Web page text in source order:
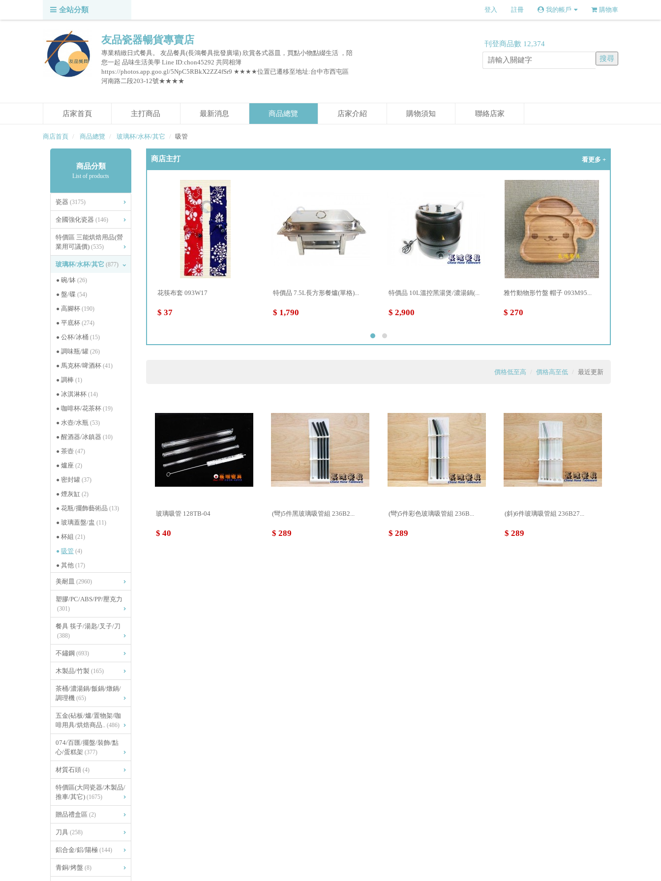
全站分類 登入 註冊 我的帳戶 購物車
友品瓷器暢貨專賣店
專業精緻日式餐具。 友品餐具(長鴻餐具批發廣場) 欣賞各式器皿，買點小物點綴生活 ，陪
您一起 品味生活美學 Line ID:chon45292 共同相簿
https://photos.app.goo.gl/5NpC5RBkX2ZZ4fSr9 ★★★★位置已遷移至地址:台中市西屯區
河南路二段203-12號★★★★
刊登商品數 12,374
店家首頁 主打商品 最新消息 商品總覽 店家介紹 購物須知 聯絡店家
商店首頁 商品總覽 玻璃杯/水杯/其它 吸管
商品分類
List of products
瓷器 (3175)
全國強化瓷器 (146)
特價區 三能烘焙用品(營
業用可議價) (535)
玻璃杯/水杯/其它 (877)
碗/缽 (26)
盤/碟 (54)
高腳杯 (190)
平底杯 (274)
公杯/冰桶 (15)
調味瓶/罐 (26)
馬克杯/啤酒杯 (41)
調棒 (1)
冰淇淋杯 (14)
咖啡杯/花茶杯 (19)
水壺/水瓶 (53)
醒酒器/冰鎮器 (10)
茶壺 (47)
爐座 (2)
密封罐 (37)
煙灰缸 (2)
花瓶/擺飾藝術品 (13)
玻璃蓋盤/盅 (11)
杯組 (21)
吸管 (4)
其他 (17)
美耐皿 (2960)
塑膠/PC/ABS/PP/壓克力
(301)
餐具 筷子/湯匙/叉子/刀
(388)
不鏽鋼 (693)
木製品/竹製 (165)
茶桶/濃湯鍋/飯鍋/燉鍋/
調理機 (65)
五金(砧板/爐/置物架/咖
啡用具/烘焙商品.. (486)
074/百匯/擺盤/裝飾/點
心/蛋糕架 (377)
材質石頭 (4)
特價區(大同瓷器/木製品/
推車/其它) (1675)
贈品禮盒區 (2)
刀具 (258)
鋁合金/鋁/陽極 (144)
青銅/烤盤 (8)
商店主打 看更多 +
LUCARIS 香港高飲料杯 00...
$ 233
花筷布套 093W17
$ 37
特價品 7.5L長方形餐爐(單格)...
$ 1,790
特價品 10L溫控黑湯煲/濃湯鍋(...
$ 2,900
雅竹動物形竹盤 帽子 093M95...
$ 270
價格低至高 價格高至低 最近更新
玻璃吸管 128TB-04
$ 40
(彎)5件黑玻璃吸管組 236B2...
$ 289
(彎)5件彩色玻璃吸管組 236B...
$ 289
(斜)6件玻璃吸管組 236B27...
$ 289